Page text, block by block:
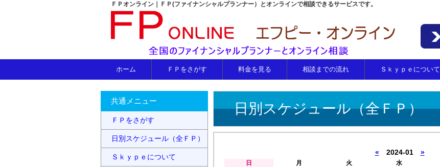
ＦＰオンライン｜ＦＰ(ファイナンシャルプランナー）とオンラインで相談できるサービスです。
ホーム ＦＰをさがす 料金を見る 相談までの流れ Ｓｋｙｐｅについて
日別スケジュール（全ＦＰ）
« 2024-01 »
日 月 火 水
共通メニュー
ＦＰをさがす
日別スケジュール（全ＦＰ）
Ｓｋｙｐｅについて